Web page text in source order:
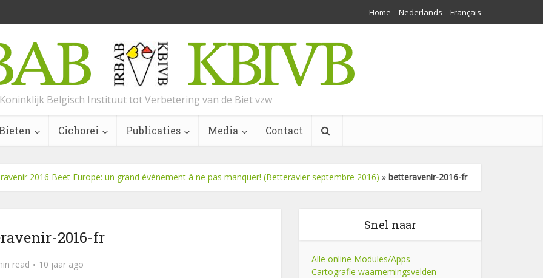
Home Nederlands Français
Koninklijk Belgisch Instituut tot Verbetering van de Biet vzw
Cichorei Publicaties Media Contact
2016 Beet Europe: un grand évènement à ne pas manquer! (Betteravier septembre 2016) » betteravenir-2016-fr
2016-fr
read 10 jaar ago
Snel naar
Alle online Modules/Apps
Cartografie waarnemingsvelden